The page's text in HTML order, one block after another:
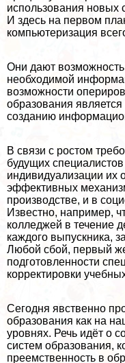
использования новых
И здесь на первом
компьютеризация
Они дают
необходимой
возможности
образования
созданию
В связи с ростом
будущих
индивидуализации их
эффективных
производстве, и в
Известно, например,
колледжей в течение
каждого выпускника,
Любой сбой, первый
подготовленности
корректировки
Сегодня явственно
образования как на
уровнях. Речь идёт о
систем образования,
преемственность в